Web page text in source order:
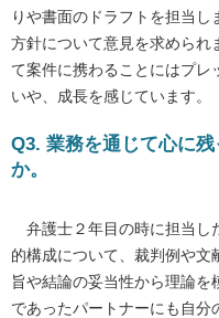
りや書面のドラフトを担当
方針について意見を求められ
て案件に携わることにはプ
いや、成長を感じています。
Q3. 業務を通じて心に
か。
弁護士２年目の時に担当し
的構成について、裁判例や文
旨や結論の妥当性から理論を
であったパートナーにも自